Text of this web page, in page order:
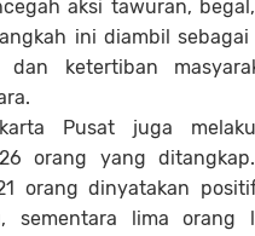
aksi tawuran,
ini diambil
dan ketertiban
Pusat juga
orang yang
orang dinyatakan
sementara lima orang